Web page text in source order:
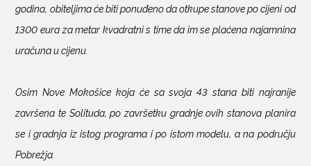
godina, obiteljima će biti ponuđeno da otkupe stanove po cijeni od
1300 eura za metar kvadratni s time da im se plaćena najamnina
uračuna u cijenu.
Osim Nove Mokošice koja će sa svoja 43 stana biti najranije
završena te Solituda, po završetku gradnje ovih stanova planira
se i gradnja iz istog programa i po istom modelu, a na području
Pobrežja.